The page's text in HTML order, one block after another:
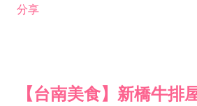
發業 H703090 不動產買賣業 H703100
分享
【台南美食】新橋牛排